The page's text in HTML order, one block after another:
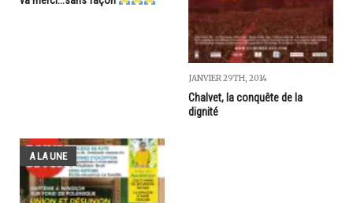
JANVIER 29TH, 2014
Chalvet, la conquête de la
dignité
A LA UNE